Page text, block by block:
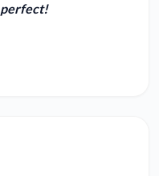
perfect!